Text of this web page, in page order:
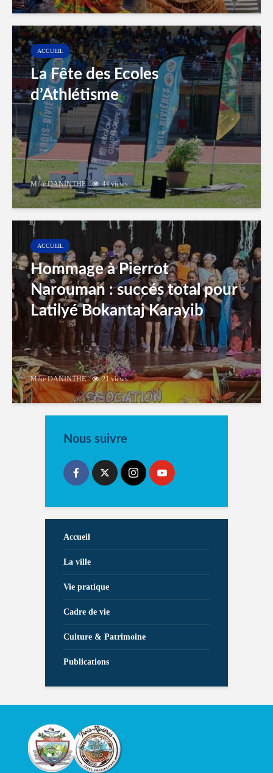
ACCUEIL
La Fête des Ecoles
d’Athlétisme
Mike DANINTHE 44 views
ACCUEIL
Hommage à Pierrot
Narouman : succés total pour
Latilyé Bokantaj Karayib
Mike DANINTHE 21 views
Nous suivre
Accueil
La ville
Vie pratique
Cadre de vie
Culture & Patrimoine
Publications